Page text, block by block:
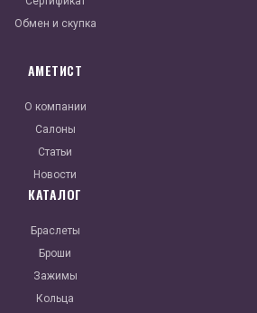
Обмен и скупка
АМЕТИСТ
О компании
Салоны
Статьи
Новости
КАТАЛОГ
Браслеты
Броши
Зажимы
Кольца